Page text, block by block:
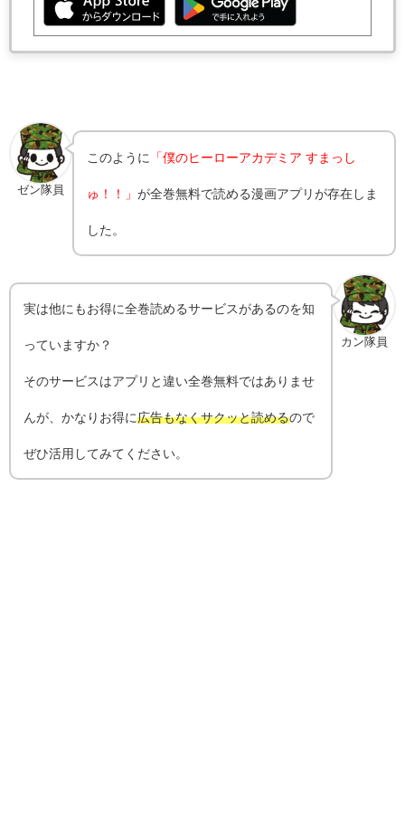
ゼン隊員
このように 「僕のヒーローアカデミア すまっし
ゅ！！」が全巻無料で読める漫画アプリが存在しま
した。
カン隊員
実は他にもお得に全巻読めるサービスがあるのを知
っていますか？
そのサービスはアプリと違い全巻無料ではありませ
んが、かなりお得に広告もなくサクッと読めるので
ぜひ活用してみてください。